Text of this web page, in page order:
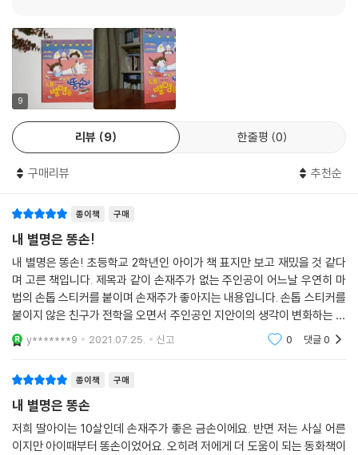
했지만, 진정으로 마음을 터놓을 순 없었습니다. 금손이 되기 위한 비밀을
지키는 과정에서 절친한 친구들과 멀어지기까지 합니다. 지안이는 다시 똥
손으로 돌아오며 이제 친구들과 비밀을 쌓아 두지 않아도 된다는 사실에
홀가분해집니다. 이 과정을 통해 우정을 지키기 위해서는 서로의 마음을
나누는 게 중요하다는 사실을 깨닫지요.
초등학교 저학년은 자존감을 형성하는 시기입니다. 다른 사람을 통해서 자
신의 존재를 인지하고 친구와 비교하며 자기를 긍정하게 되지요. 이때 나
있지 않나요? 다른 사람을 부러워하다가 정작 나의 소중한 것을 놓치고 있
진 않나요? 하지만 지안이가 깨달은 것처럼 여러분도 알게 되었을 거예요.
세상에서 가장 소중한 건 바로 ‘나’라는 것을요.
--- 「작가의 말」 중에서
친구와 비교하며 부족한 점을 찾는 것이 아니라 다름을 인정하고 스스로의
모습을 긍정적으로 바라보아야 마음이 건강한 아이로 자랄 수 있습니다.
《내 별명은 똥손》을 통해 아이들이 스스로를 긍정적으로 바라보고 자신을
사랑할 수 있도록 도와주시기 바랍니다.
9
리뷰 9 한줄평 0
구매리뷰 추천순
종이책 구매
내 별명은 똥손!
내 별명은 똥손! 초등학교 2학년인 아이가 책 표지만 보고 재밌을 것 같다
며 고른 책입니다. 제목과 같이 손재주가 없는 주인공이 어느날 우연히 마
법의 손톱 스티커를 붙이며 손재주가 좋아지는 내용입니다. 손톱 스티커를
붙이지 않은 친구가 전학을 오면서 주인공인 지안이의 생각이 변화하는 과
정을 그린 책입니다. 친구들이 똥손이라고 놀리는데도 기죽지않고, 씩씩하
게 지내는
y*******9 2021.07.25. 신고 0 댓글0
종이책 구매
내 별명은 똥손
저희 딸아이는 10살인데 손재주가 좋은 금손이에요. 반면 저는 사실 어른
이지만 아이때부터 똥손이었어요. 오히려 저에게 더 도움이 되는 동화책이